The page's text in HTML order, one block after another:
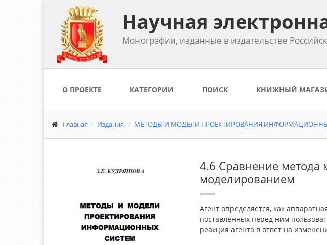
Научная
Монографии, изданные в издательстве
О ПРОЕКТЕ КАТЕГОРИИ ПОИСК КНИЖНЫЙ
Главная Издания МЕТОДЫ И МОДЕЛИ ПРОЕКТИРОВАНИЯ
4.6 Сравнение метода
моделированием
Агент определяется, как
поставленных перед ним
реакция агента в ответ на